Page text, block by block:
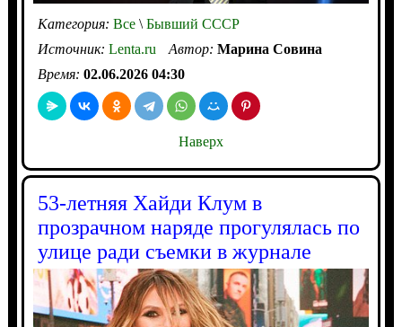
Категория: Все\Бывший СССР
Источник: Lenta.ru Автор: Марина Совина
Время: 02.06.2026 04:30
Наверх
53-летняя Хайди Клум в
прозрачном наряде прогулялась по
улице ради съемки в журнале